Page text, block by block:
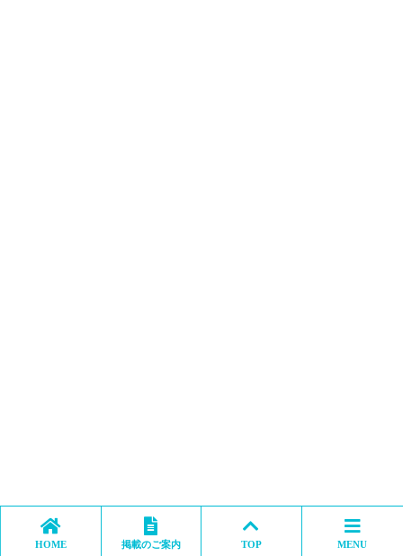
HOME 掲載のご案内 TOP MENU